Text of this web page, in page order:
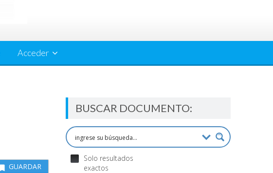
Acceder
GUARDAR
BUSCAR DOCUMENTO:
Solo resultados
exactos